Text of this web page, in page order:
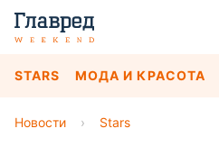
STARS МОДА И КРАСОТА
Новости › Stars